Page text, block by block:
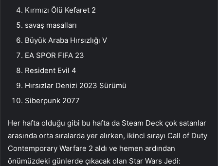
Kırmızı Ölü Kefaret 2
savaş masalları
Büyük Araba Hırsızlığı V
EA SPOR FIFA 23
Resident Evil 4
Hırsızlar Denizi 2023 Sürümü
Siberpunk 2077
Her hafta olduğu gibi bu hafta da Steam Deck çok satanlar
arasında orta sıralarda yer alırken, ikinci sırayı Call of Duty
Contemporary Warfare 2 aldı ve hemen ardından
önümüzdeki günlerde çıkacak olan Star Wars Jedi: